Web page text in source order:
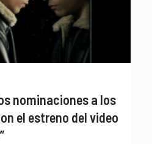
nominaciones a los
el estreno del video